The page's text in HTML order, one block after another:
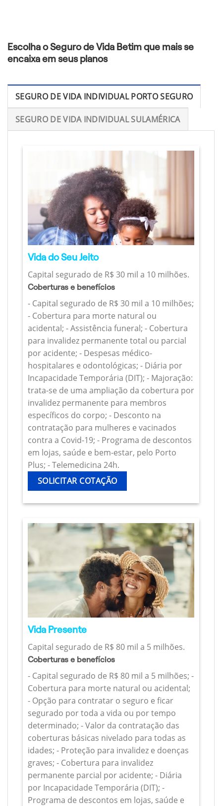
Escolha o Seguro de Vida Betim que mais se
encaixa em seus planos
SEGURO DE VIDA INDIVIDUAL PORTO SEGURO
SEGURO DE VIDA INDIVIDUAL SULAMÉRICA
Vida do Seu Jeito
Capital segurado de R$ 30 mil a 10 milhões.
Coberturas e benefícios
- Capital segurado de R$ 30 mil a 10 milhões;
- Cobertura para morte natural ou
acidental; - Assistência funeral; - Cobertura
para invalidez permanente total ou parcial
por acidente; - Despesas médico-
hospitalares e odontológicas; - Diária por
Incapacidade Temporária (DIT); - Majoração:
trata-se de uma ampliação da cobertura por
invalidez permanente para membros
específicos do corpo; - Desconto na
contratação para mulheres e vacinados
contra a Covid-19; - Programa de descontos
em lojas, saúde e bem-estar, pelo Porto
Plus; - Telemedicina 24h.
SOLICITAR COTAÇÃO
Vida Presente
Capital segurado de R$ 80 mil a 5 milhões.
Coberturas e benefícios
- Capital segurado de R$ 80 mil a 5 milhões; -
Cobertura para morte natural ou acidental;
- Opção para contratar o seguro e ficar
segurado por toda a vida ou por tempo
determinado; - Valor da contratação das
coberturas básicas nivelado para todas as
idades; - Proteção para invalidez e doenças
graves; - Cobertura para invalidez
permanente parcial por acidente; - Diária
por Incapacidade Temporária (DIT); -
Programa de descontos em lojas, saúde e